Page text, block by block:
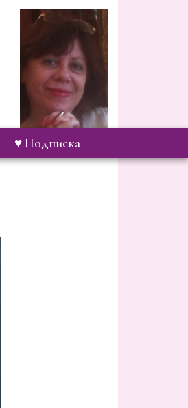
♥ Подписка